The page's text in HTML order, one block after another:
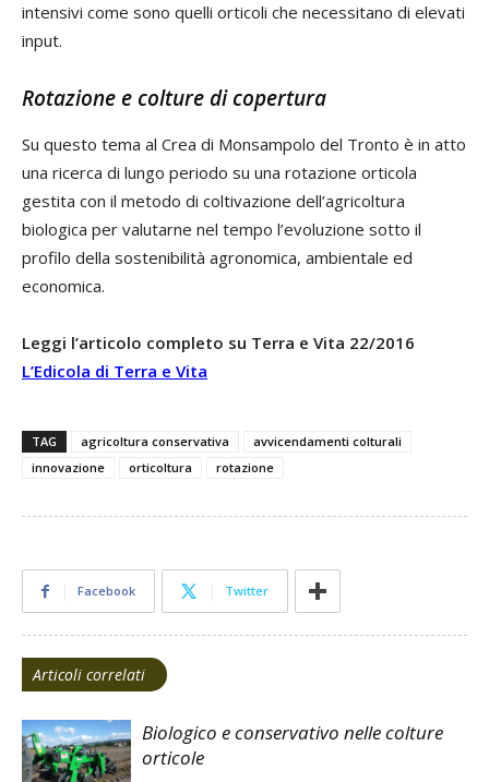
intensivi come sono quelli orticoli che necessitano di elevati
input.
Rotazione e colture di copertura
Su questo tema al Crea di Monsampolo del Tronto è in atto
una ricerca di lungo periodo su una rotazione orticola
gestita con il metodo di coltivazione dell’agricoltura
biologica per valutarne nel tempo l’evoluzione sotto il
profilo della sostenibilità agronomica, ambientale ed
economica.
Leggi l’articolo completo su Terra e Vita 22/2016
L’Edicola di Terra e Vita
TAG agricoltura conservativa
avvicendamenti colturali
innovazione
orticoltura rotazione
Facebook Twitter
Articoli correlati
Biologico e conservativo nelle colture
orticole